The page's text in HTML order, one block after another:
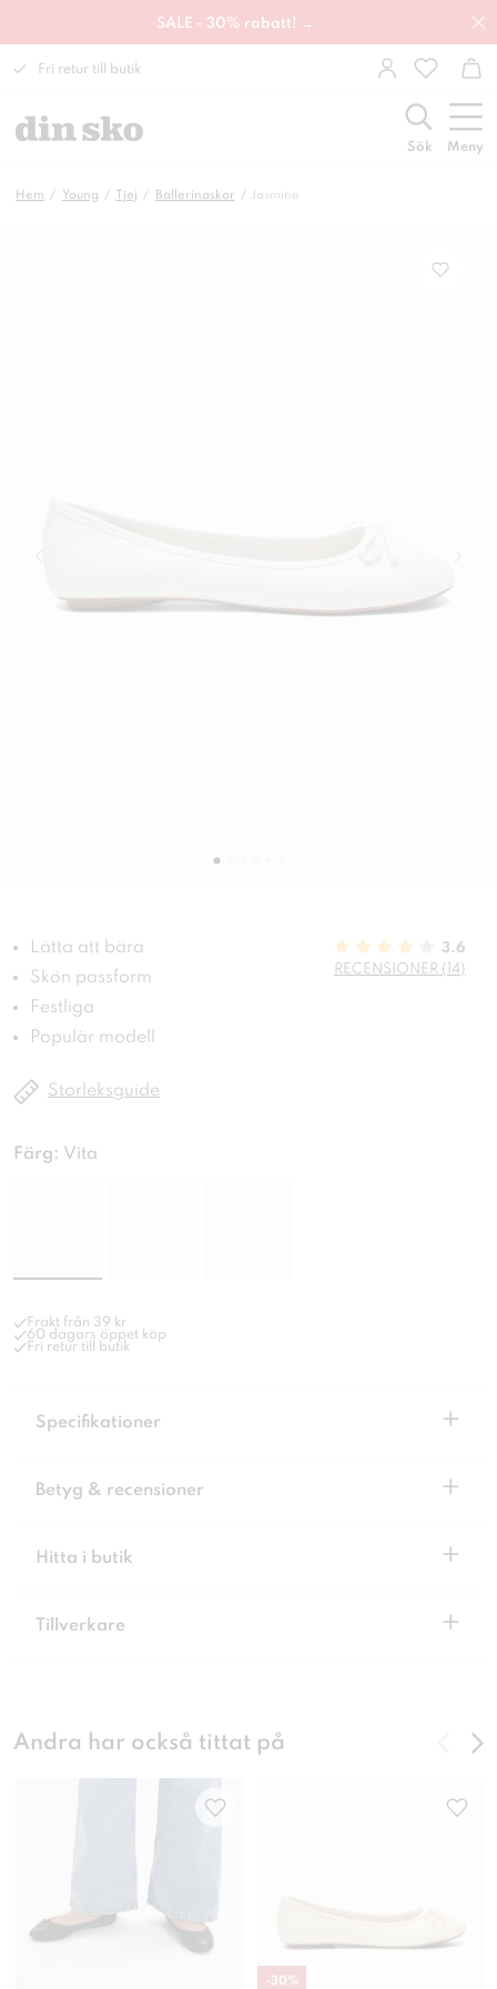
SALE - 30% rabatt! →
Fri retur till butik
Sök Meny
Hem Young Tjej Ballerinaskor Jasmine
Lätta att bära
Skön passform
Festliga
Populär modell
3.6
RECENSIONER (14)
Storleksguide
Färg: Vita
Frakt från 39 kr
60 dagars öppet köp
Fri retur till butik
Specifikationer +
Betyg & recensioner +
Hitta i butik +
Tillverkare +
Andra har också tittat på
-30%